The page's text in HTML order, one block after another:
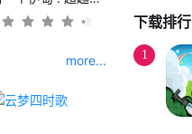
more...
下载排行
1